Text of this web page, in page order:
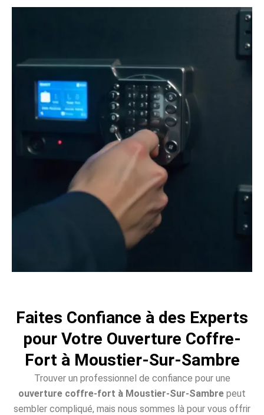
Faites Confiance à des Experts
pour Votre Ouverture Coffre-
Fort à Moustier-Sur-Sambre
Trouver un professionnel de confiance pour une
ouverture coffre-fort à Moustier-Sur-Sambre peut
sembler compliqué, mais nous sommes là pour vous offrir